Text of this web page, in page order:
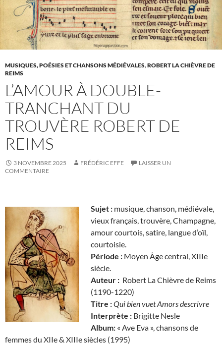
MUSIQUES, POÉSIES ET CHANSONS MÉDIÉVALES,ROBERT LA CHIÈVRE DE
REIMS
L’AMOUR À DOUBLE-
TRANCHANT DU
TROUVÈRE ROBERT DE
REIMS
3 NOVEMBRE 2025 FRÉDÉRIC EFFE
LAISSER UN
COMMENTAIRE
Sujet : musique, chanson, médiévale,
vieux français, trouvère, Champagne,
amour courtois, satire, langue d’oïl,
courtoisie.
Période : Moyen Âge central, XIIIe
siècle.
Auteur : Robert La Chièvre de Reims
(1190-1220)
Titre :Qui bien vuet Amors descrivre
Interprète : Brigitte Nesle
Album: « Ave Eva », chansons de
femmes du XIIe & XIIIe siècles (1995)